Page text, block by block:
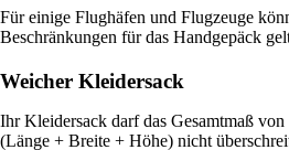
Für einige Flughäfen und Flugzeuge
Beschränkungen für das Handgepäck
Weicher Kleidersack
Ihr Kleidersack darf das Gesamtmaß
(Länge + Breite + Höhe) nicht